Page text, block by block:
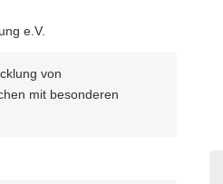
e.V.
von
mit besonderen